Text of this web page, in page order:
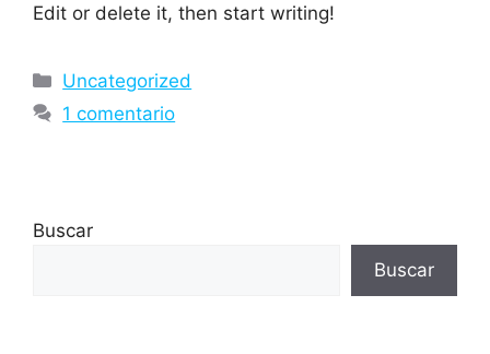
Edit or delete it, then start writing!
Uncategorized
1 comentario
Buscar
Buscar